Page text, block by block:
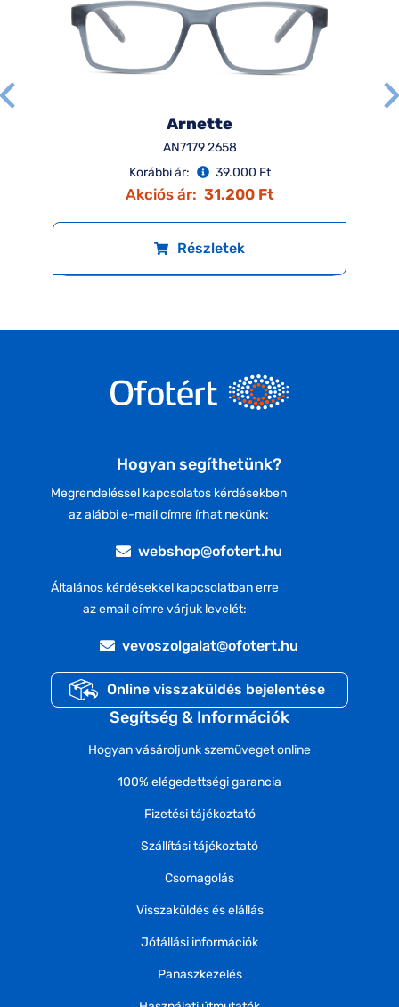
Arnette
AN7179 2658
Korábbi ár:
39.000 Ft
Akciós ár: 31.200 Ft
Részletek
Hogyan segíthetünk?
Megrendeléssel kapcsolatos kérdésekben
az alábbi e-mail címre írhat nekünk:
webshop@ofotert.hu
Általános kérdésekkel kapcsolatban erre
az email címre várjuk levelét:
vevoszolgalat@ofotert.hu
Online visszaküldés bejelentése
Segítség & Információk
Hogyan vásároljunk szemüveget online
100% elégedettségi garancia
Fizetési tájékoztató
Szállítási tájékoztató
Csomagolás
Visszaküldés és elállás
Jótállási információk
Panaszkezelés